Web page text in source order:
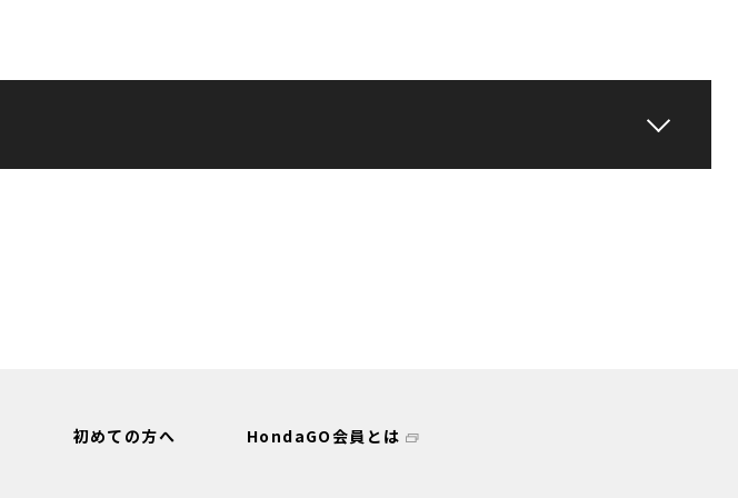
初めての方へ HondaGO会員とは